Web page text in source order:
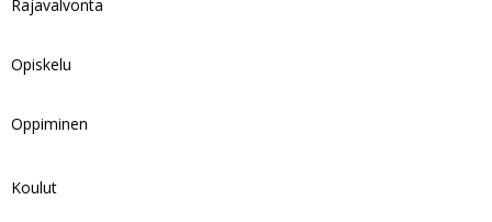
Rajavalvonta
Opiskelu
Oppiminen
Koulut